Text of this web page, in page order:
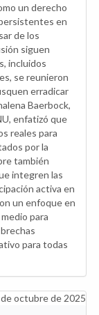
un derecho
en
de los
siguen
incluidos
se reunieron
erradicar
Baerbock,
enfatizó que
reales para
por la
también
integren las
activa en
un enfoque en
para
para todas
octubre de 2025